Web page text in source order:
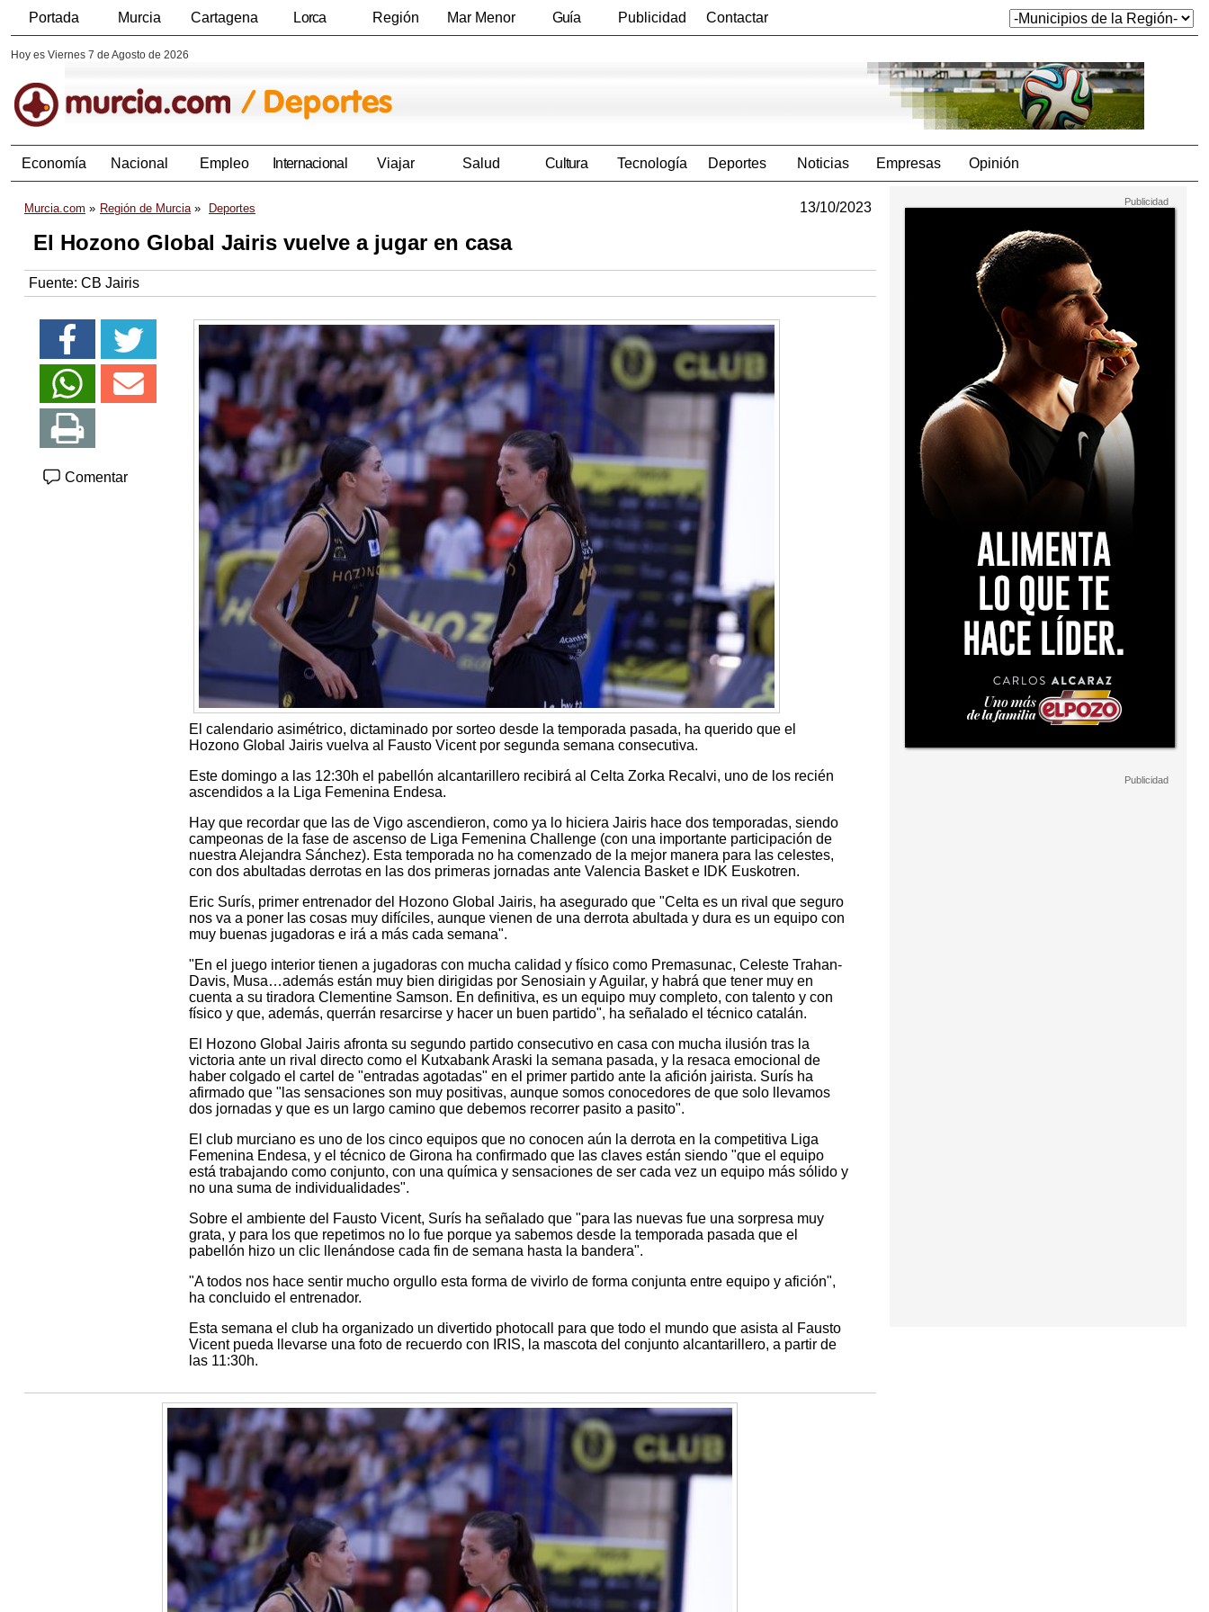
Portada Murcia Cartagena Lorca Región Mar Menor Guía Publicidad Contactar
Hoy es Viernes 7 de Agosto de 2026
Economía Nacional Empleo Internacional Viajar Salud Cultura Tecnología Deportes Noticias Empresas Opinión
Murcia.com Región de Murcia Deportes 13/10/2023
El Hozono Global Jairis vuelve a jugar en casa
Fuente: CB Jairis
Comentar
El calendario asimétrico, dictaminado por sorteo desde la temporada pasada, ha querido que el
Hozono Global Jairis vuelva al Fausto Vicent por segunda semana consecutiva.
Este domingo a las 12:30h el pabellón alcantarillero recibirá al Celta Zorka Recalvi, uno de los recién
ascendidos a la Liga Femenina Endesa.
Hay que recordar que las de Vigo ascendieron, como ya lo hiciera Jairis hace dos temporadas, siendo
campeonas de la fase de ascenso de Liga Femenina Challenge (con una importante participación de
nuestra Alejandra Sánchez). Esta temporada no ha comenzado de la mejor manera para las celestes,
con dos abultadas derrotas en las dos primeras jornadas ante Valencia Basket e IDK Euskotren.
Eric Surís, primer entrenador del Hozono Global Jairis, ha asegurado que "Celta es un rival que seguro
nos va a poner las cosas muy difíciles, aunque vienen de una derrota abultada y dura es un equipo con
muy buenas jugadoras e irá a más cada semana".
"En el juego interior tienen a jugadoras con mucha calidad y físico como Premasunac, Celeste Trahan-
Davis, Musa…además están muy bien dirigidas por Senosiain y Aguilar, y habrá que tener muy en
cuenta a su tiradora Clementine Samson. En definitiva, es un equipo muy completo, con talento y con
físico y que, además, querrán resarcirse y hacer un buen partido", ha señalado el técnico catalán.
El Hozono Global Jairis afronta su segundo partido consecutivo en casa con mucha ilusión tras la
victoria ante un rival directo como el Kutxabank Araski la semana pasada, y la resaca emocional de
haber colgado el cartel de "entradas agotadas" en el primer partido ante la afición jairista. Surís ha
afirmado que "las sensaciones son muy positivas, aunque somos conocedores de que solo llevamos
dos jornadas y que es un largo camino que debemos recorrer pasito a pasito".
El club murciano es uno de los cinco equipos que no conocen aún la derrota en la competitiva Liga
Femenina Endesa, y el técnico de Girona ha confirmado que las claves están siendo "que el equipo
está trabajando como conjunto, con una química y sensaciones de ser cada vez un equipo más sólido y
no una suma de individualidades".
Sobre el ambiente del Fausto Vicent, Surís ha señalado que "para las nuevas fue una sorpresa muy
grata, y para los que repetimos no lo fue porque ya sabemos desde la temporada pasada que el
pabellón hizo un clic llenándose cada fin de semana hasta la bandera".
"A todos nos hace sentir mucho orgullo esta forma de vivirlo de forma conjunta entre equipo y afición",
ha concluido el entrenador.
Esta semana el club ha organizado un divertido photocall para que todo el mundo que asista al Fausto
Vicent pueda llevarse una foto de recuerdo con IRIS, la mascota del conjunto alcantarillero, a partir de
las 11:30h.